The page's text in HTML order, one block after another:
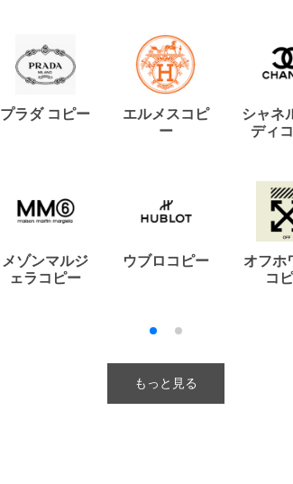
プラダ コピー
エルメスコピ
ー
シャネ
ディ
メゾンマルジ
ェラコピー
ウブロコピー
オフホ
コ
もっと見る